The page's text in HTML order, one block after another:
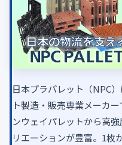
日本プラパレット（NPC
ト製造・販売専業メーカ
ンウェイパレットから高
リエーションが豊富。1枚